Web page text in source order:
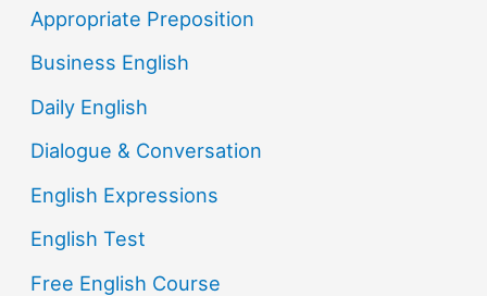
Appropriate Preposition
Business English
Daily English
Dialogue & Conversation
English Expressions
English Test
Free English Course